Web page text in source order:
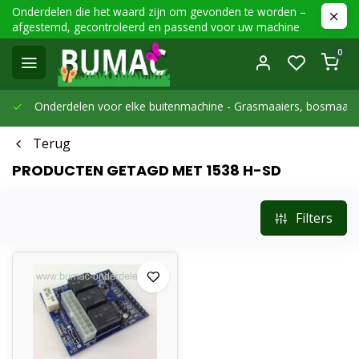
Onderdelen die het waard zijn om gevonden te worden –
afgestemd, gecontroleerd en passend voor uw machine
0
Onderdelen voor elke buitenmachine - Grasmaaiers,
Terug
PRODUCTEN GETAGD MET 1538 H-SD
Filters